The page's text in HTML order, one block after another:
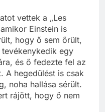
vettek a „Les
Einstein is
hogy ő sem őrült,
tevékenykedik egy
és ő fedezte fel az
A hegedülést is csak
noha hallása sérült.
rájött, hogy ő nem